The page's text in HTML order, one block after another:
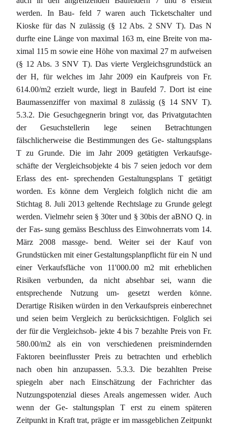
werden. In Bau- feld 7 waren auch Ticketschalter und
Kioske für das N zulässig (§ 12 Abs. 2 SNV T). Das N
durfte eine Länge von maximal 163 m, eine Breite von ma-
ximal 115 m sowie eine Höhe von maximal 27 m aufweisen
(§ 12 Abs. 3 SNV T). Das vierte Vergleichsgrundstück an
der H, für welches im Jahr 2009 ein Kaufpreis von Fr.
614.00/m2 erzielt wurde, liegt in Baufeld 7. Dort ist eine
Baumassenziffer von maximal 8 zulässig (§ 14 SNV T).
5.3.2. Die Gesuchgegnerin bringt vor, das Privatgutachten
der Gesuchstellerin lege seinen Betrachtungen
fälschlicherweise die Bestimmungen des Ge- staltungsplans
T zu Grunde. Die im Jahr 2009 getätigten Verkaufsge-
schäfte der Vergleichsobjekte 4 bis 7 seien jedoch vor dem
Erlass des ent- sprechenden Gestaltungsplans T getätigt
worden. Es könne dem Vergleich folglich nicht die am
Stichtag 8. Juli 2013 geltende Rechtslage zu Grunde gelegt
werden. Vielmehr seien § 30ter und § 30bis der aBNO Q. in
der Fas- sung gemäss Beschluss des Einwohnerrats vom 14.
März 2008 massge- bend. Weiter sei der Kauf von
Grundstücken mit einer Gestaltungsplanpflicht für ein N und
einer Verkaufsfläche von 11'000.00 m2 mit erheblichen
Risiken verbunden, da nicht absehbar sei, wann die
entsprechende Nutzung um- gesetzt werden könne.
Derartige Risiken würden in den Verkaufspreis einberechnet
und seien beim Vergleich zu berücksichtigen. Folglich sei
der für die Vergleichsob- jekte 4 bis 7 bezahlte Preis von Fr.
580.00/m2 als ein von verschiedenen preismindernden
Faktoren beeinflusster Preis zu betrachten und erheblich
nach oben hin anzupassen. 5.3.3. Die bezahlten Preise
spiegeln aber nach Einschätzung der Fachrichter das
Nutzungspotenzial dieses Areals angemessen wider. Auch
wenn der Ge- staltungsplan T erst zu einem späteren
Zeitpunkt in Kraft trat, prägte er im massgeblichen Zeitpunkt